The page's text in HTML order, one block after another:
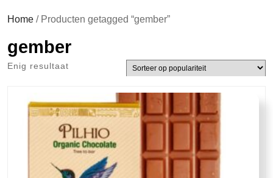
Home / Producten getagged “gember”
gember
Enig resultaat